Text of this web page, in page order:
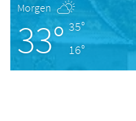
Morgen
33° 35°
16°